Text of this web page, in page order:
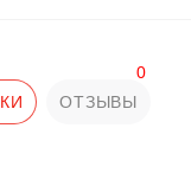
ОТЗЫВЫ
0